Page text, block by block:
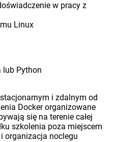
w pracy z
Linux
lub Python
i zdalnym od
Docker organizowane
się na terenie całej
szkolenia poza miejscem
organizacja noclegu